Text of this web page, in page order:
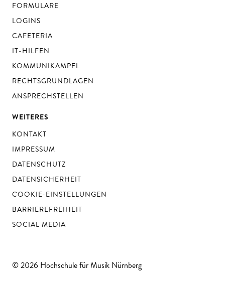
FORMULARE
LOGINS
CAFETERIA
IT-HILFEN
KOMMUNIKAMPEL
RECHTSGRUNDLAGEN
ANSPRECHSTELLEN
WEITERES
KONTAKT
IMPRESSUM
DATENSCHUTZ
DATENSICHERHEIT
COOKIE-EINSTELLUNGEN
BARRIEREFREIHEIT
SOCIAL MEDIA
© 2026 Hochschule für Musik Nürnberg